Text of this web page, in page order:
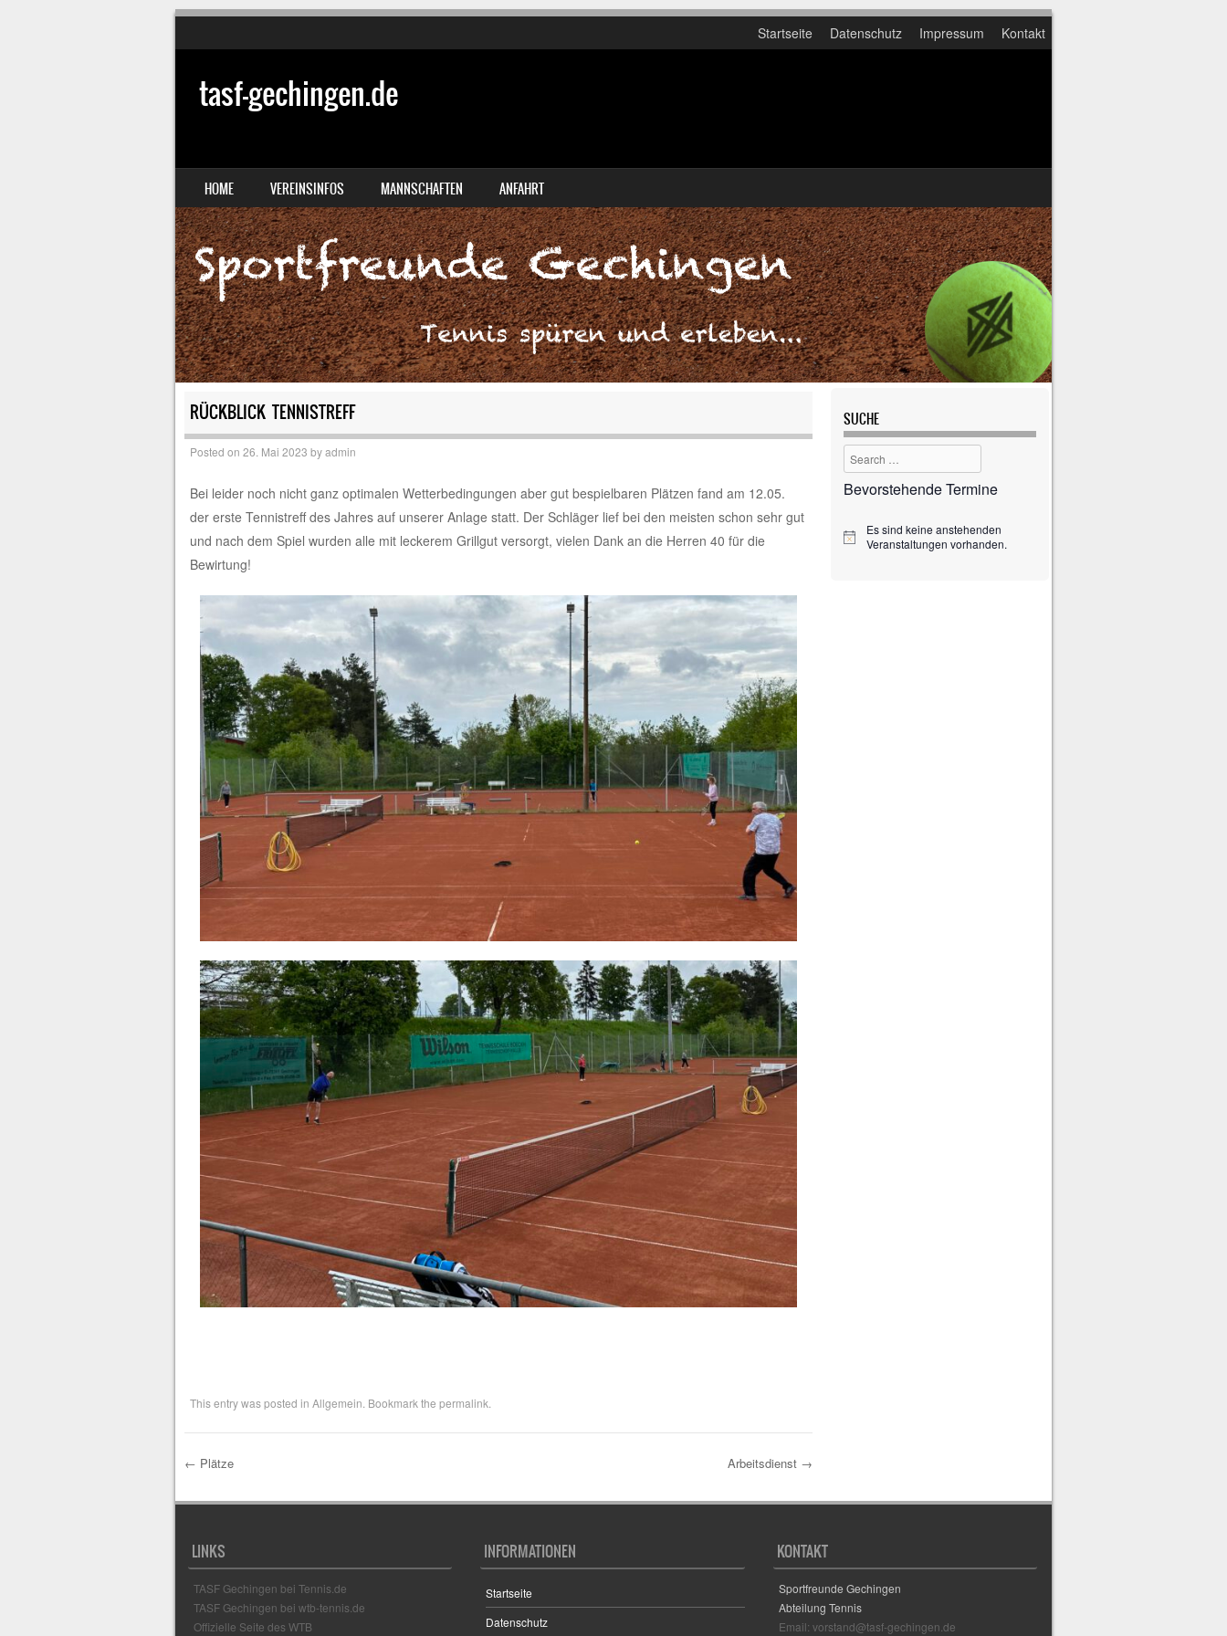
Startseite Datenschutz Impressum Kontakt
tasf-gechingen.de
MENU
SKIP TO CONTENT
HOME VEREINSINFOS MANNSCHAFTEN ANFAHRT
RÜCKBLICK TENNISTREFF
Posted on 26. Mai 2023 byadmin
Bei leider noch nicht ganz optimalen Wetterbedingungen aber gut bespielbaren Plätzen fand am 12.05.
der erste Tennistreff des Jahres auf unserer Anlage statt. Der Schläger lief bei den meisten schon sehr gut
und nach dem Spiel wurden alle mit leckerem Grillgut versorgt, vielen Dank an die Herren 40 für die
Bewirtung!
This entry was posted in Allgemein . Bookmark the permalink
Post navigation
← Plätze Arbeitsdienst →
SUCHE
Search
Bevorstehende Termine
H
Es sind keine anstehenden
Veranstaltungen vorhanden.
LINKS
TASF Gechingen bei Tennis.de
TASF Gechingen bei wtb-tennis.de
Offizielle Seite des WTB
INFORMATIONEN
Startseite
Datenschutz
KONTAKT
Sportfreunde Gechingen
Abteilung Tennis
Email: vorstand@tasf-gechingen.de